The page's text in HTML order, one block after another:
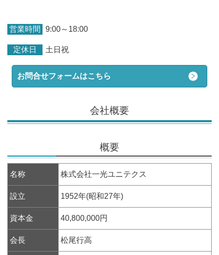
営業時間 9:00～18:00
定休日 土日祝
お問合せフォームはこちら
会社概要
概要
名称 株式会社一光ユニテクス
設立 1952年(昭和27年)
資本金 40,800,000円
会長 松尾行高